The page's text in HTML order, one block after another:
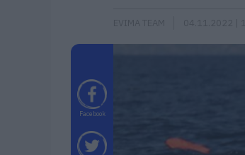
Facebook